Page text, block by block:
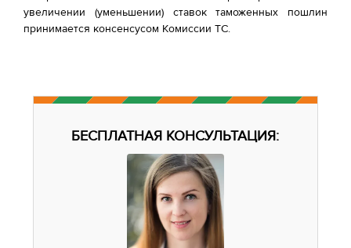
увеличении (уменьшении) ставок таможенных пошлин
принимается консенсусом Комиссии ТС.
БЕСПЛАТНАЯ КОНСУЛЬТАЦИЯ: